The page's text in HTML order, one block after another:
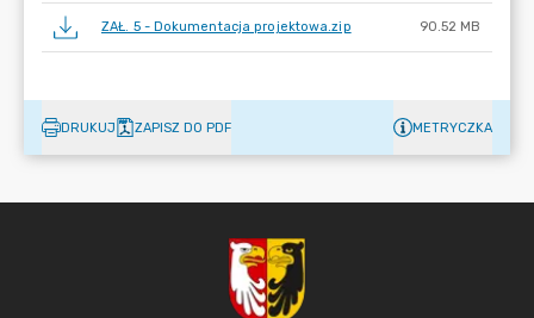
ZAŁ. 5 - Dokumentacja projektowa.zip 90.52 MB
DRUKUJ ZAPISZ DO PDF METRYCZKA